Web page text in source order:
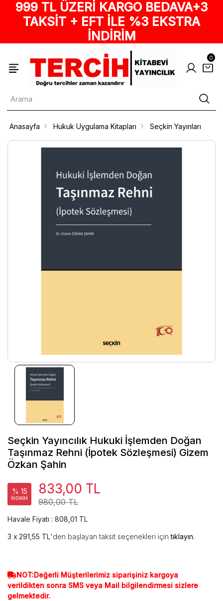
999 TL ÜZERİ KARGO BEDAVA+3
TAKSİT + EFT İLE %3 EKSTRA
İNDİRİM
0
Anasayfa Hukuk Uygulama Kitapları Seçkin Yayınları
Seçkin Yayıncılık Hukuki İşlemden Doğan
Taşınmaz Rehni (İpotek Sözleşmesi) Gizem
Özkan Şahin
% 15
İNDİRİM 980,00 TL
833,00 TL
Havale Fiyatı : 808,01 TL
291,55 TL'den başlayan taksit seçenekleri içintıklayın.
NOT:Değerli Müşterilerimiz siparişiniz kargoya
verildikten sonra SMS veya Mail bilgilendirmesi sizlere
gelmektedir.